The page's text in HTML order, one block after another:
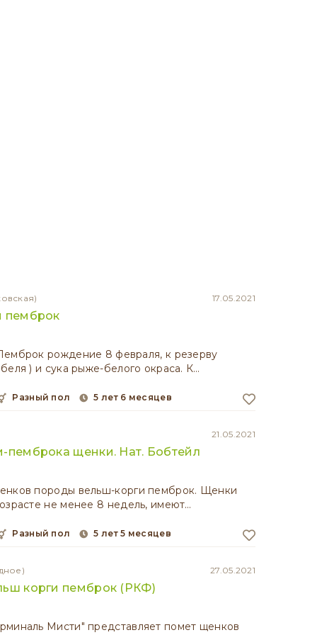
17.05.2021
пемброк
рождение 8 февраля, к резерву
) и сука рыже-белого окраса. К…
разный пол 5 лет 6 месяцев
21.05.2021
пемброка щенки. Нат. Бобтейл
породы вельш-корги пемброк. Щенки
не менее 8 недель, имеют…
разный пол 5 лет 5 месяцев
27.05.2021
корги пемброк (РКФ)
Мисти" представляет помет щенков